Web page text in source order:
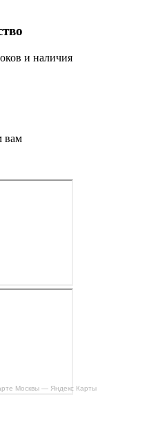
и наличия
вам
Москвы — Яндекс Карты